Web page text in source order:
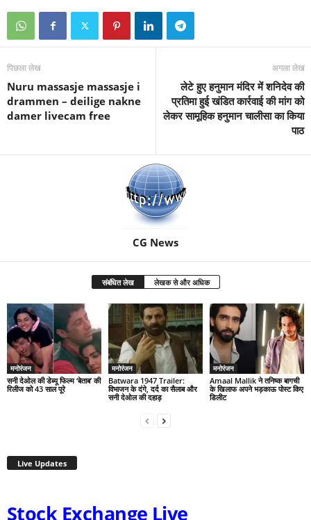
पिछला लेख
Nuru massasje massasje i
drammen – deilige nakne
damer livecam free
अगला लेख
लेटे हुए हनुमान मंदिर में शनिदेव की
प्रतिमा हुई खंडित कार्रवाई की मांग को
लेकर सामूहिक हनुमान चालीसा का किया
पाठ
CG News
संबंधित लेख लेखक से और अधिक
मनोरंजन
सनी देओल की डेब्यू फिल्म ‘बेताब’ की
रिलीज को 43 साल पूरे
मनोरंजन
Batwara 1947 Trailer:
विभाजन के दंगे, दर्द का सैलाब और
सनी देओल की दहाड़
मनोरंजन
Amaal Mallik ने तनिष्क बागची
के खिलाफ अपने भड़काऊ पोस्ट किए
डिलीट
Live Updates
Stock Exchange Live